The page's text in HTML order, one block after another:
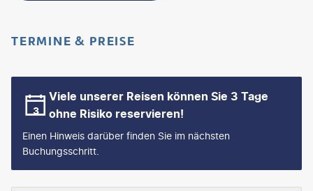
TERMINE & PREISE
Viele unserer Reisen können Sie 3 Tage
ohne Risiko reservieren!
Einen Hinweis darüber finden Sie im nächsten
Buchungsschritt.